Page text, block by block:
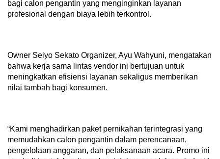
bagi calon pengantin yang menginginkan layanan
profesional dengan biaya lebih terkontrol.
Owner Seiyo Sekato Organizer, Ayu Wahyuni, mengatakan
bahwa kerja sama lintas vendor ini bertujuan untuk
meningkatkan efisiensi layanan sekaligus memberikan
nilai tambah bagi konsumen.
“Kami menghadirkan paket pernikahan terintegrasi yang
memudahkan calon pengantin dalam perencanaan,
pengelolaan anggaran, dan pelaksanaan acara. Promo ini